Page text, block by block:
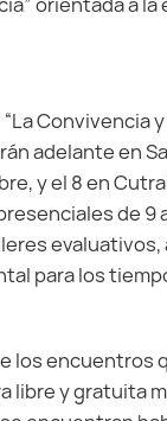
Convivencia
adelante en
y el 8 en
de 9
evaluativos,
para los
los encuentros
libre y gratuita